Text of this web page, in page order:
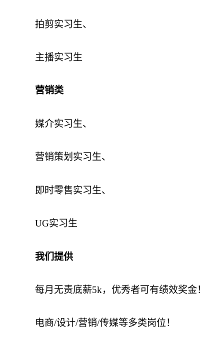
拍剪实习生、
主播实习生
营销类
媒介实习生、
营销策划实习生、
即时零售实习生、
UG实习生
我们提供
每月无责底薪5k，优秀者可有绩效奖金！
电商/设计/营销/传媒等多类岗位！